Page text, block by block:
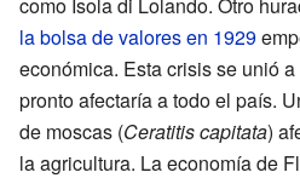
la bolsa de valores en 1929
económica. Esta crisis se unió
pronto afectaría a todo el país.
de moscas (Ceratitis capitata)
la agricultura. La economía de